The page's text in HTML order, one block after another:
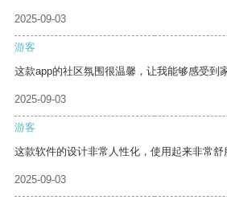
2025-09-03
游客
这款app的社区氛围很温馨，让我能够感受到
2025-09-03
游客
这款软件的设计非常人性化，使用起来非常舒
2025-09-03